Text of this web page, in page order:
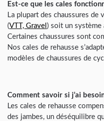
Est-ce que les cales
La plupart des chaussures
(VTT, Gravel ) soit un système
Certaines chaussures sont
Nos cales de rehausse
modèles de chaussures de
Comment savoir si j’ai
Les cales de rehausse
des jambes, un déséquilibre